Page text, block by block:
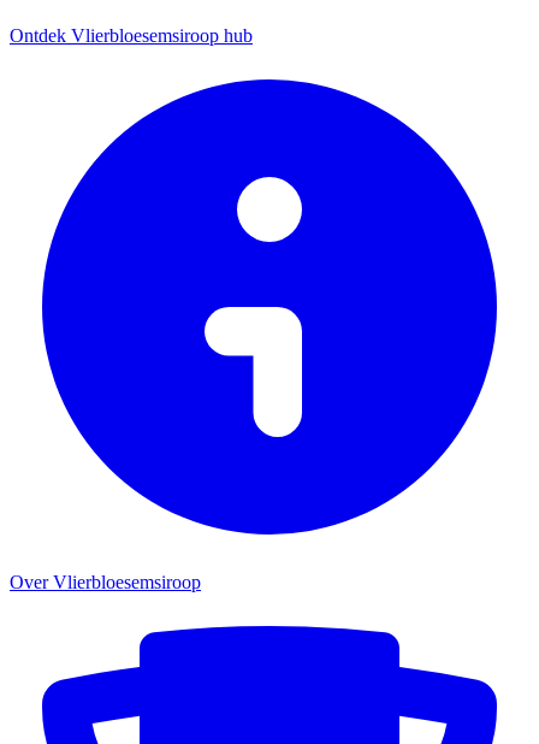
Ontdek Vlierbloesemsiroop hub
Over Vlierbloesemsiroop